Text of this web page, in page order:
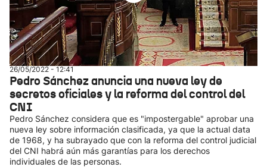
26/05/2022 - 12:41
Pedro Sánchez anuncia una nueva ley de
secretos oficiales y la reforma del control del
CNI
Pedro Sánchez considera que es "impostergable" aprobar una
nueva ley sobre información clasificada, ya que la actual data
de 1968, y ha subrayado que con la reforma del control judicial
del CNI habrá aún más garantías para los derechos
individuales de las personas.